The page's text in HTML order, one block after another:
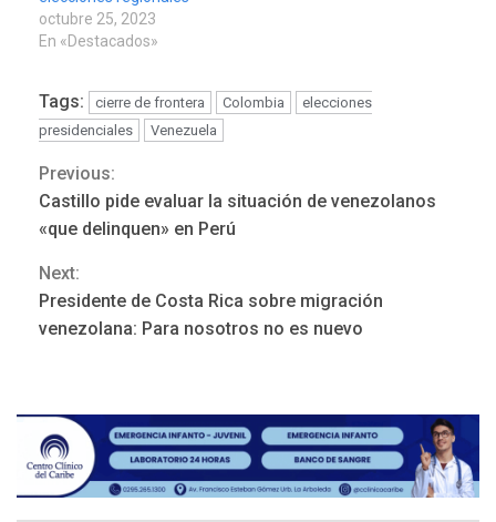
octubre 25, 2023
En «Destacados»
Tags: cierre de frontera Colombia
elecciones
presidenciales
Venezuela
Continue
Reading
Previous:
Castillo pide evaluar la situación de venezolanos
«que delinquen» en Perú
Next:
Presidente de Costa Rica sobre migración
venezolana: Para nosotros no es nuevo
REGIONALES ÚLTIMA HORA
Mariño fortalece capacidad
gestión
REGIONALES ÚLTIMA HORA
Reparan hundimiento de la